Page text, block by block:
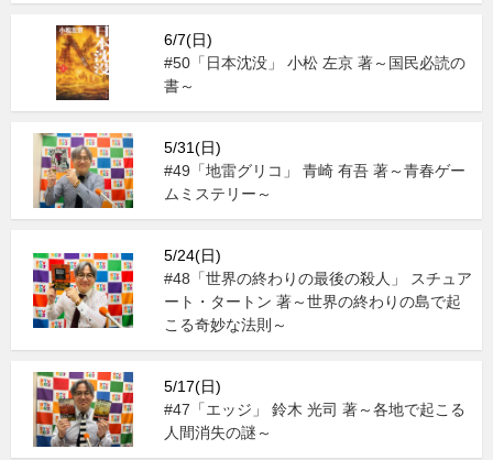
6/7(日)
#50「日本沈没」 小松 左京 著～国民必読の
書～
5/31(日)
#49「地雷グリコ」 青崎 有吾 著～青春ゲー
ムミステリー～
5/24(日)
#48「世界の終わりの最後の殺人」 スチュア
ート・タートン 著～世界の終わりの島で起
こる奇妙な法則～
5/17(日)
#47「エッジ」 鈴木 光司 著～各地で起こる
人間消失の謎～